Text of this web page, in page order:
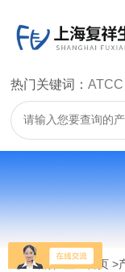
热门关键词：ATCC 细胞,细
当前位置：首页>